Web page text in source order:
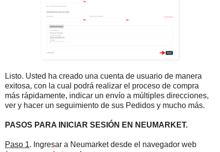
Listo. Usted ha creado una cuenta de usuario de manera
exitosa, con la cual podrá realizar el proceso de compra
más rápidamente, indicar un envío a múltiples direcciones,
ver y hacer un seguimiento de sus Pedidos y mucho más.
PASOS PARA INICIAR SESIÓN EN NEUMARKET.
Paso 1. Ingresar a Neumarket desde el navegador web